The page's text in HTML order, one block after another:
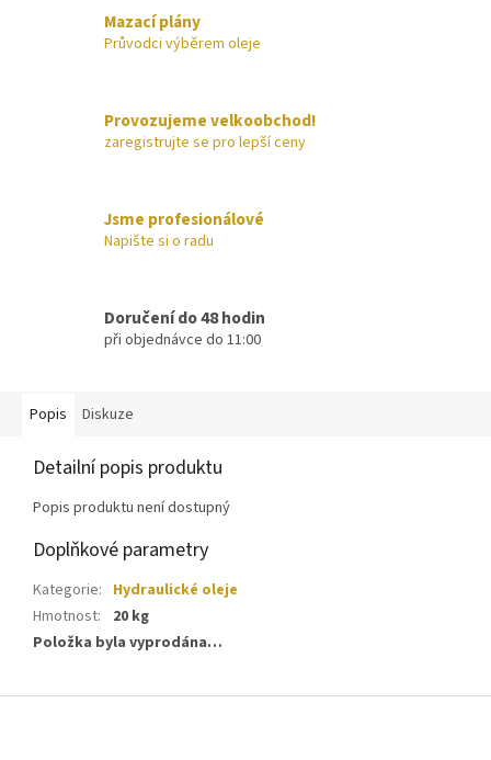
Mazací plány
Průvodci výběrem oleje
Provozujeme velkoobchod!
zaregistrujte se pro lepší ceny
Jsme profesionálové
Napište si o radu
Doručení do 48 hodin
při objednávce do 11:00
Popis Diskuze
Detailní popis produktu
Popis produktu není dostupný
Doplňkové parametry
Kategorie: Hydraulické oleje
Hmotnost:
20 kg
Položka byla vyprodána…
Z